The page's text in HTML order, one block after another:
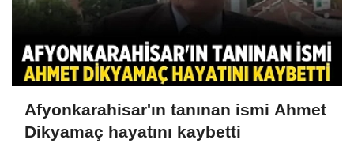
Afyonkarahisar'ın tanınan ismi Ahmet
Dikyamaç hayatını kaybetti